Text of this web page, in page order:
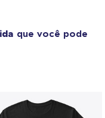
que você pode